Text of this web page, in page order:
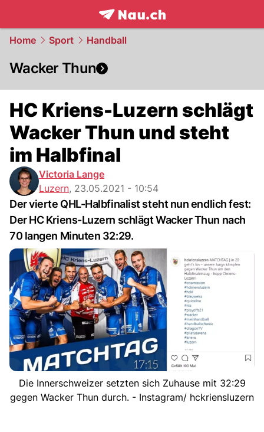
frontpage.NAU.ch
Home Sport Handball
Wacker Thun
HC Kriens-Luzern schlägt
Wacker Thun und steht
im Halbfinal
Victoria Lange
Luzern, 23.05.2021 - 10:54
Der vierte QHL-Halbfinalist steht nun endlich fest:
Der HC Kriens-Luzern schlägt Wacker Thun nach
70 langen Minuten 32:29.
Die Innerschweizer setzten sich Zuhause mit 32:29
gegen Wacker Thun durch. - Instagram/ hckriensluzern